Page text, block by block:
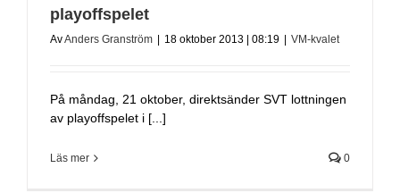
playoffspelet
AvAnders Granström | 18 oktober 2013 | 08:19 | VM-kvalet
På måndag, 21 oktober, direktsänder SVT lottningen
av playoffspelet i [...]
Läs mer 0